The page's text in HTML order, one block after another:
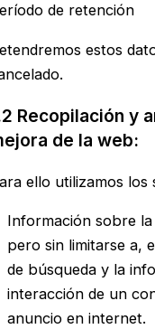
de retención
estos
Recopilación y
de la web:
ello utilizamos los
Información sobre
pero sin limitarse a,
de búsqueda y la
interacción de un
anuncio en internet.